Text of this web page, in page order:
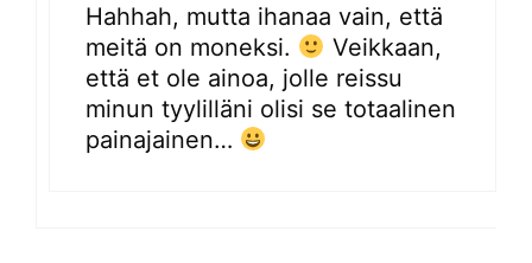
Hahhah, mutta ihanaa vain, että
meitä on moneksi.
Veikkaan,
että et ole ainoa, jolle reissu
minun tyylilläni olisi se totaalinen
painajainen…